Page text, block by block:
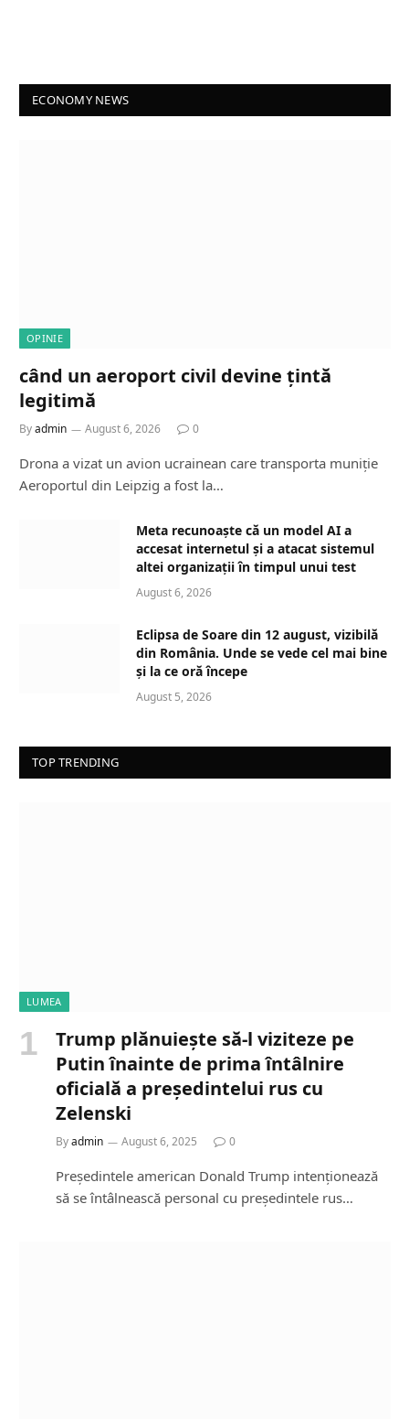
ECONOMY NEWS
OPINIE
când un aeroport civil devine țintă
legitimă
Byadmin August 6, 2026 0
Drona a vizat un avion ucrainean care transporta muniție
Aeroportul din Leipzig a fost la…
Meta recunoaște că un model AI a
accesat internetul și a atacat sistemul
altei organizații în timpul unui test
August 6, 2026
Eclipsa de Soare din 12 august, vizibilă
din România. Unde se vede cel mai bine
și la ce oră începe
August 5, 2026
TOP TRENDING
LUMEA
Trump plănuiește să-l viziteze pe
Putin înainte de prima întâlnire
oficială a președintelui rus cu
Zelenski
Byadmin August 6, 2025 0
Președintele american Donald Trump intenționează
să se întâlnească personal cu președintele rus…